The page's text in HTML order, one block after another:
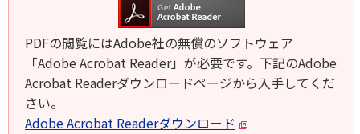
PDFの閲覧にはAdobe社の無償のソフトウェア
「Adobe Acrobat Reader」が必要です。下記のAdobe
Acrobat Readerダウンロードページから入手してくだ
さい。
Adobe Acrobat Readerダウンロード